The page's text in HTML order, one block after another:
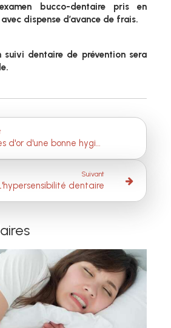
bucco-dentaire pris en
dispense d’avance de frais.
suivi dentaire de prévention sera
Les règles d'or d'une bonne hygiène bucco-dentaire
Suivant
dentaire